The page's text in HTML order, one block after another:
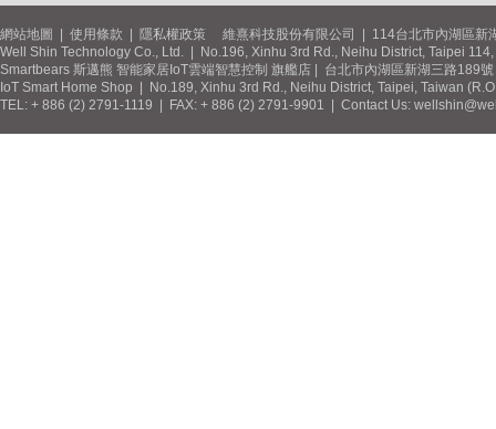
網站地圖 使用條款 隱私權政策 維熹科技股份有限公司 | 114台北市內湖區新
Well Shin Technology Co., Ltd. | No.196, Xinhu 3rd Rd., Neihu District, Taipei
Smartbears 斯邁熊 智能家居IoT雲端智慧控制 旗艦店 | 台北市內湖區新湖三路189
IoT Smart Home Shop | No.189, Xinhu 3rd Rd., Neihu District, Taipei, Taiwan
TEL: + 886 (2) 2791-1119 | FAX: + 886 (2) 2791-9901 | Contact Us: